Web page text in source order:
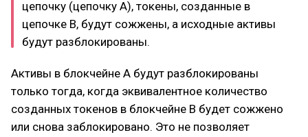
цепочку (цепочку A), токены, созданные в
цепочке B, будут сожжены, а исходные активы
будут разблокированы.
Активы в блокчейне A будут разблокированы
только тогда, когда эквивалентное количество
созданных токенов в блокчейне B будет сожжено
или снова заблокировано. Это не позволяет